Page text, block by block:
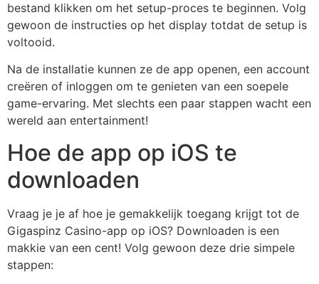
bestand klikken om het setup-proces te beginnen. Volg
gewoon de instructies op het display totdat de setup is
voltooid.
Na de installatie kunnen ze de app openen, een account
creëren of inloggen om te genieten van een soepele
game-ervaring. Met slechts een paar stappen wacht een
wereld aan entertainment!
Hoe de app op iOS te
downloaden
Vraag je je af hoe je gemakkelijk toegang krijgt tot de
Gigaspinz Casino-app op iOS? Downloaden is een
makkie van een cent! Volg gewoon deze drie simpele
stappen: